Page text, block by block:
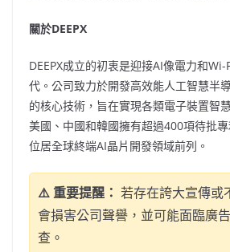
關於DEEPX
DEEPX成立的初衷是迎接AI像電力和
代。公司致力於開發高效能人工智慧半
的核心技術，旨在實現各類電子裝置智
美國、中國和韓國擁有超過400項待批
位居全球終端AI晶片開發領域前列。
⚠️ 重要提醒： 若存在誇大宣傳或
會損害公司聲譽，並可能面臨廣
查。